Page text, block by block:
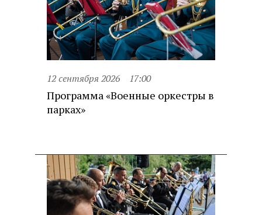
12 сентября 2026 17:00
Программа «Военные оркестры в
парках»